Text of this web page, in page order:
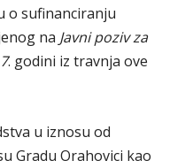
o sufinanciranju
na Javni poziv za
. godini iz travnja ove
u iznosu od
Gradu Orahovici kao